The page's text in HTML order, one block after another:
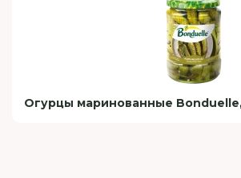
Огурцы маринованные